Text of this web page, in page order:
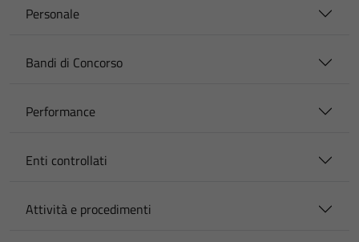
Personale
Bandi di Concorso
Performance
Enti controllati
Attività e procedimenti